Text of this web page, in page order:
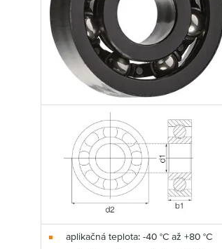
aplikačná teplota: -40 °C až +80 °C